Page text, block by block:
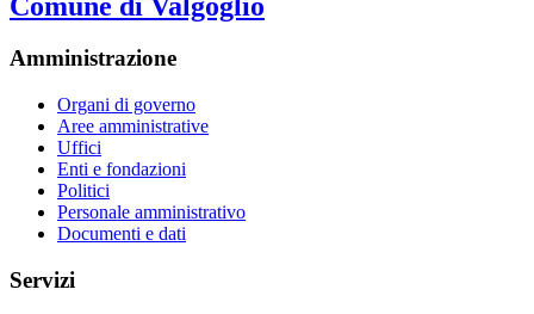
Amministrazione
Organi di governo
Aree amministrative
Uffici
Enti e fondazioni
Politici
Personale amministrativo
Documenti e dati
Servizi